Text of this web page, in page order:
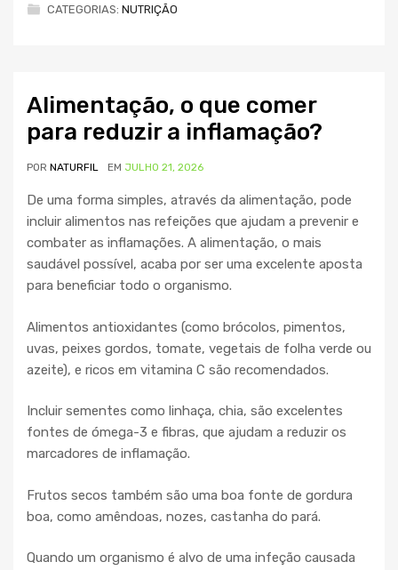
CATEGORIAS: NUTRIÇÃO
Alimentação, o que comer
para reduzir a inflamação?
POR NATURFIL EM JULHO 21, 2026
De uma forma simples, através da alimentação, pode
incluir alimentos nas refeições que ajudam a prevenir e
combater as inflamações. A alimentação, o mais
saudável possível, acaba por ser uma excelente aposta
para beneficiar todo o organismo.
Alimentos antioxidantes (como brócolos, pimentos,
uvas, peixes gordos, tomate, vegetais de folha verde ou
azeite), e ricos em vitamina C são recomendados.
Incluir sementes como linhaça, chia, são excelentes
fontes de ómega-3 e fibras, que ajudam a reduzir os
marcadores de inflamação.
Frutos secos também são uma boa fonte de gordura
boa, como amêndoas, nozes, castanha do pará.
Quando um organismo é alvo de uma infeção causada